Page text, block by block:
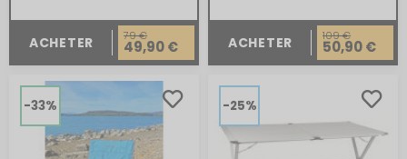
ACHETER 79 €
49,90 € ACHETER 109 €
50,90 €
-33% -25%